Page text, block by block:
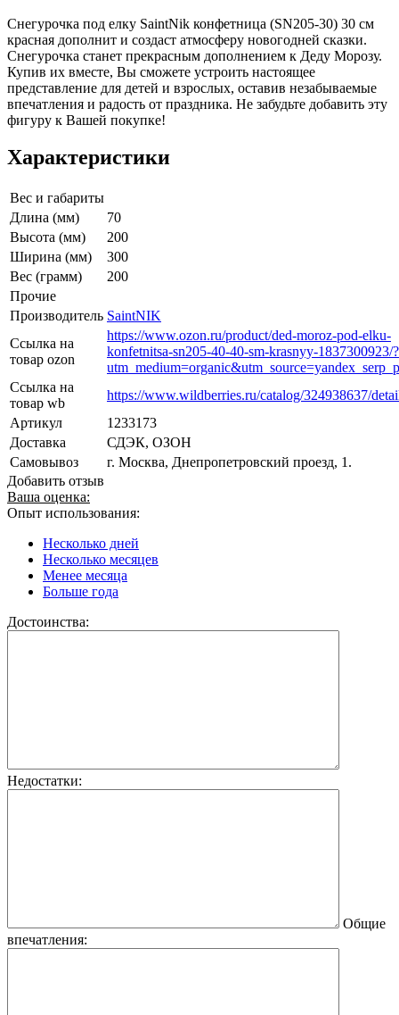
Снегурочка под елку SaintNik конфетница (SN205-30) 30 см
красная дополнит и создаст атмосферу новогодней сказки.
Снегурочка станет прекрасным дополнением к Деду Морозу.
Купив их вместе, Вы сможете устроить настоящее
представление для детей и взрослых, оставив незабываемые
впечатления и радость от праздника. Не забудьте добавить эту
фигуру к Вашей покупке!
Характеристики
Вес и габариты
Длина (мм)
70
Высота (мм)
200
Ширина (мм)
300
Вес (грамм)
200
Прочие
Производитель SaintNIK
Ссылка на
товар ozon
https://www.ozon.ru/product/ded-moroz-pod-elku-
konfetnitsa-sn205-40-40-sm-krasnyy-1837300923/?
Ссылка на
товар wb
https://www.wildberries.ru/catalog/324938637/
Артикул
1233173
Доставка
СДЭК, ОЗОН
Самовывоз
г. Москва, Днепропетровский проезд, 1.
Добавить отзыв
Ваша оценка:
Опыт использования:
Несколько дней
Несколько месяцев
Менее месяца
Больше года
Достоинства:
Недостатки:
Общие
впечатления: